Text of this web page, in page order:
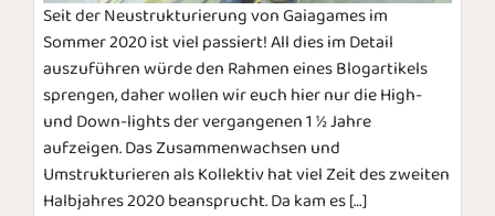
Seit der Neustrukturierung von Gaiagames im
Sommer 2020 ist viel passiert! All dies im Detail
auszuführen würde den Rahmen eines Blogartikels
sprengen, daher wollen wir euch hier nur die High-
und Down-lights der vergangenen 1 ½ Jahre
aufzeigen. Das Zusammenwachsen und
Umstrukturieren als Kollektiv hat viel Zeit des zweiten
Halbjahres 2020 beansprucht. Da kam es […]